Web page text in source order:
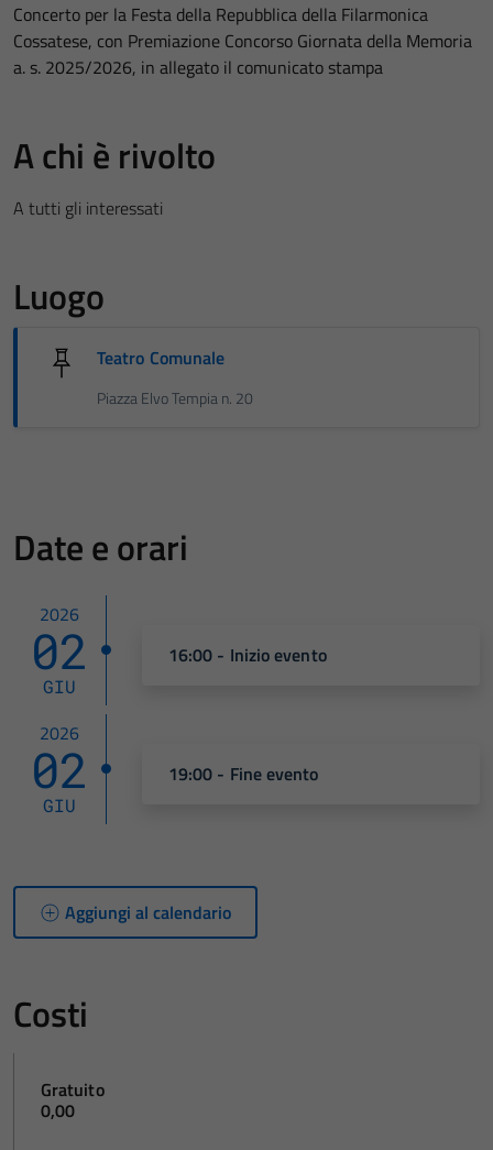
Concerto per la Festa della Repubblica della Filarmonica
Cossatese, con Premiazione Concorso Giornata della Memoria
a. s. 2025/2026, in allegato il comunicato stampa
A chi è rivolto
A tutti gli interessati
Luogo
Teatro Comunale
Piazza Elvo Tempia n. 20
Date e orari
2026
02
GIU
16:00 - Inizio evento
2026
02
GIU
19:00 - Fine evento
Aggiungi al calendario
Costi
Gratuito
0,00